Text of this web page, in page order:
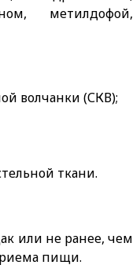
метилдофой,
волчанки (СКВ);
ткани.
или не ранее, чем
пищи.